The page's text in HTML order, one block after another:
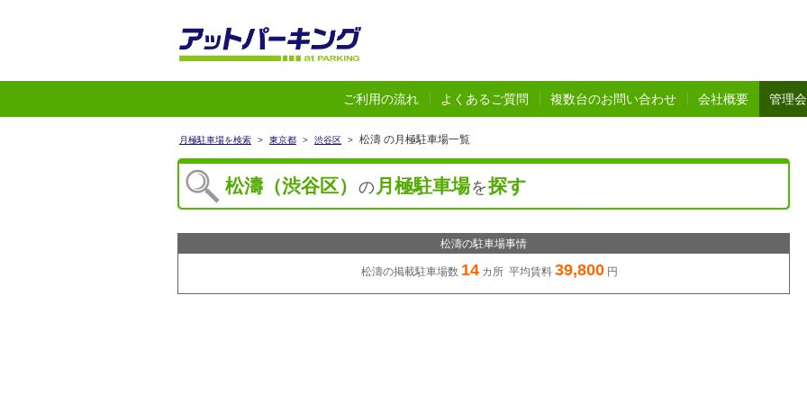
ご利用の流れ よくあるご質問 複数台のお問い合わせ 会社概要 管理
月極駐車場を検索 > 東京都 > 渋谷区 > 松濤 の月極駐車場一覧
松濤（渋谷区） の 月極駐車場を探す
松濤の駐車場事情
松濤の掲載駐車場数 14カ所 平均賃料 39,800円